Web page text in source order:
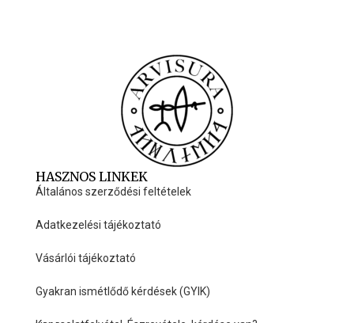
HASZNOS LINKEK
Általános szerződési feltételek
Adatkezelési tájékoztató
Vásárlói tájékoztató
Gyakran ismétlődő kérdések (GYIK)